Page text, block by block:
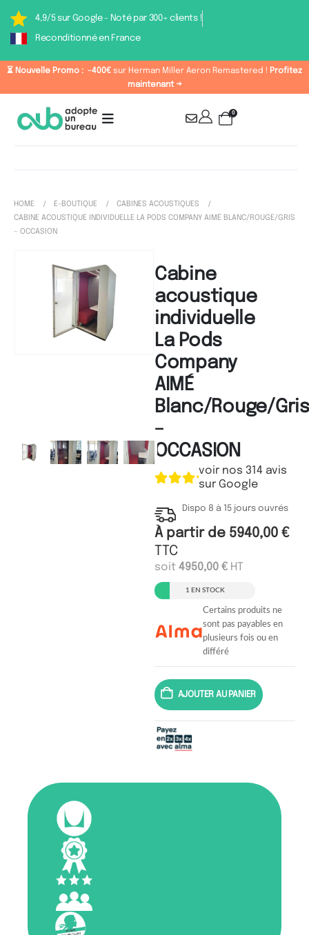
4,9/5 sur Google - Noté par 300+ clients !
Reconditionné en France
⏳ Nouvelle Promo : -400€ sur Herman Miller Aeron Remastered ! Profitez
maintenant →
0
HOME E-BOUTIQUE
CABINES ACOUSTIQUES
CABINE ACOUSTIQUE INDIVIDUELLE LA PODS COMPANY AIMÉ BLANC/ROUGE/GRIS
– OCCASION
Cabine
acoustique
individuelle
La Pods
Company
AIMÉ
Blanc/Rouge/Gris
–
OCCASION
voir nos 314 avis
sur Google
Dispo 8 à 15 jours ouvrés
À partir de 5940,00 €
TTC
soit 4950,00 € HT
1 EN STOCK
Certains produits ne
sont pas payables en
plusieurs fois ou en
différé
AJOUTER AU PANIER